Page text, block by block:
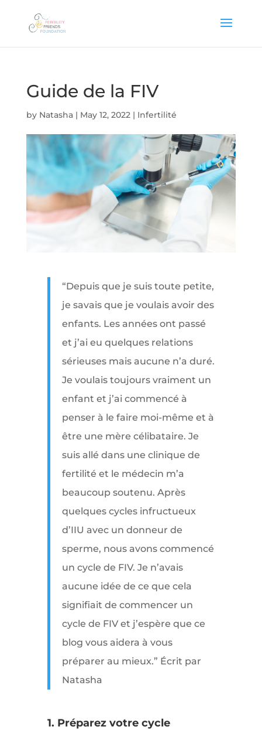
Guide de la FIV
by Natasha| May 12, 2022| Infertilité
“Depuis que je suis toute petite,
je savais que je voulais avoir des
enfants. Les années ont passé
et j’ai eu quelques relations
sérieuses mais aucune n’a duré.
Je voulais toujours vraiment un
enfant et j’ai commencé à
penser à le faire moi-même et à
être une mère célibataire. Je
suis allé dans une clinique de
fertilité et le médecin m’a
beaucoup soutenu. Après
quelques cycles infructueux
d’IIU avec un donneur de
sperme, nous avons commencé
un cycle de FIV. Je n’avais
aucune idée de ce que cela
signifiait de commencer un
cycle de FIV et j’espère que ce
blog vous aidera à vous
préparer au mieux.” Écrit par
Natasha
1. Préparez votre cycle